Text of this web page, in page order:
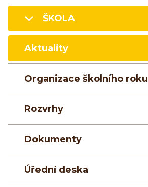
ŠKOLA
Aktuality
Organizace školního roku
Rozvrhy
Dokumenty
Úřední deska